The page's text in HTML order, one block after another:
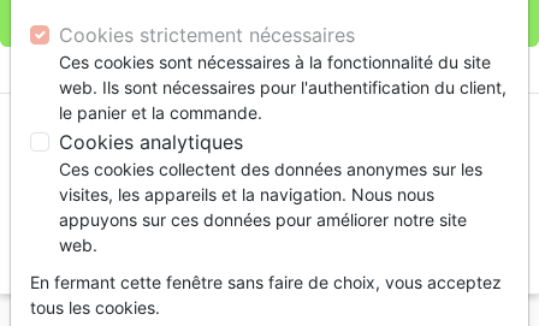
shopping_cart
Cookies strictement nécessaires
Ces cookies sont nécessaires à la fonctionnalité du site
web. Ils sont nécessaires pour l'authentification du client,
le panier et la commande.
Cookies analytiques
Ces cookies collectent des données anonymes sur les
visites, les appareils et la navigation. Nous nous
appuyons sur ces données pour améliorer notre site
web.
En fermant cette fenêtre sans faire de choix, vous acceptez
tous les cookies.